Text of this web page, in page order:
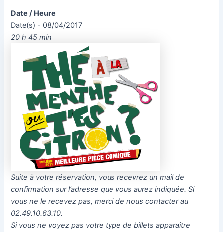
Date / Heure
Date(s) - 08/04/2017
20 h 45 min
Suite à votre réservation, vous recevrez un mail de
confirmation sur l’adresse que vous aurez indiquée. Si
vous ne le recevez pas, merci de nous contacter au
02.49.10.63.10.
Si vous ne voyez pas votre type de billets apparaître